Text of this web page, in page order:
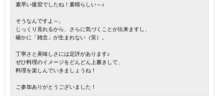
素早い復習でしたね！素晴らしい～♪
そうなんですよ～。
じっくり見れるから、さらに気づくことが出来ますし、
確かに「雑念」が生まれない（笑）。
丁寧さと美味しさには定評があります♪
ぜひ料理のイメージをどんどん上書きして、
料理を楽しんでいきましょうね！
ご参加ありがとうございました！